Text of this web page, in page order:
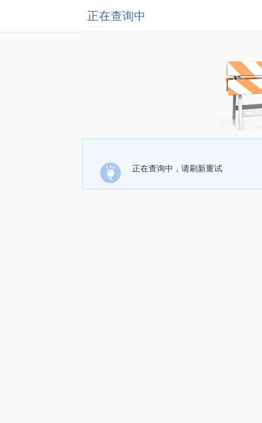
正在查询中
正在查询中，请刷新重试